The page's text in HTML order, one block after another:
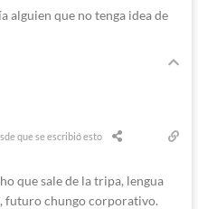
alguien que no tenga idea de
que se escribió esto
que sale de la tripa, lengua
futuro chungo corporativo.